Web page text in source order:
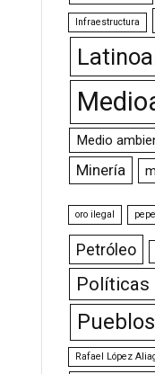
Infraestructura
Medio
Minería
oro ilegal
Petróleo
Políticas
Rafael López